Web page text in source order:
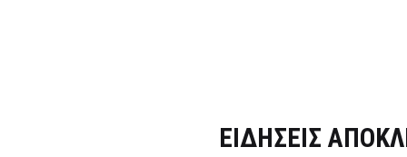
ΕΙΔΗΣΕΙΣ